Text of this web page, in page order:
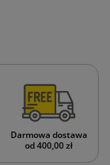
Darmowa dostawa
od 400,00 zł